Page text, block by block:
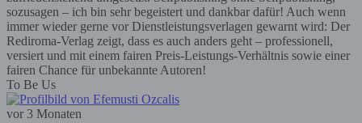
sozusagen – ich bin sehr begeistert und dankbar dafür! Auch wenn
immer wieder gerne vor Dienstleistungsverlagen gewarnt wird: Der
Rediroma-Verlag zeigt, dass es auch anders geht – professionell,
versiert und mit einem fairen Preis-Leistungs-Verhältnis sowie einer
fairen Chance für unbekannte Autoren!
To Be Us
vor 3 Monaten